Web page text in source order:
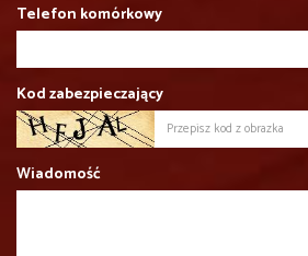
Telefon komórkowy
Kod zabezpieczający
Wiadomość